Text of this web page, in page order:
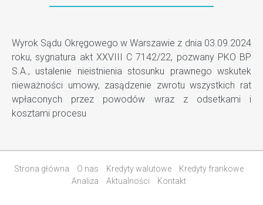
Wyrok Sądu Okręgowego w Warszawie z dnia 03.09.2024
roku, sygnatura akt XXVIII C 7142/22, pozwany PKO BP
S.A., ustalenie nieistnienia stosunku prawnego wskutek
nieważności umowy, zasądzenie zwrotu wszystkich rat
wpłaconych przez powodów wraz z odsetkami i
kosztami procesu
Strona główna O nas Kredyty walutowe
Kredyty frankowe
Analiza
Aktualności Kontakt